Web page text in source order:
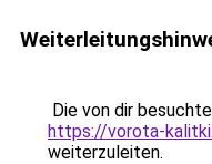
Die von dir
https://vorota-
weiterzuleiten.